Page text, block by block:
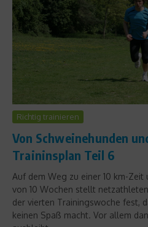
Richtig trainieren
Von Schweinehunden
Traininsplan Teil 6
Auf dem Weg zu einer 10 km-
von 10 Wochen stellt
der vierten Trainingswoche fest,
keinen Spaß macht. Vor allem